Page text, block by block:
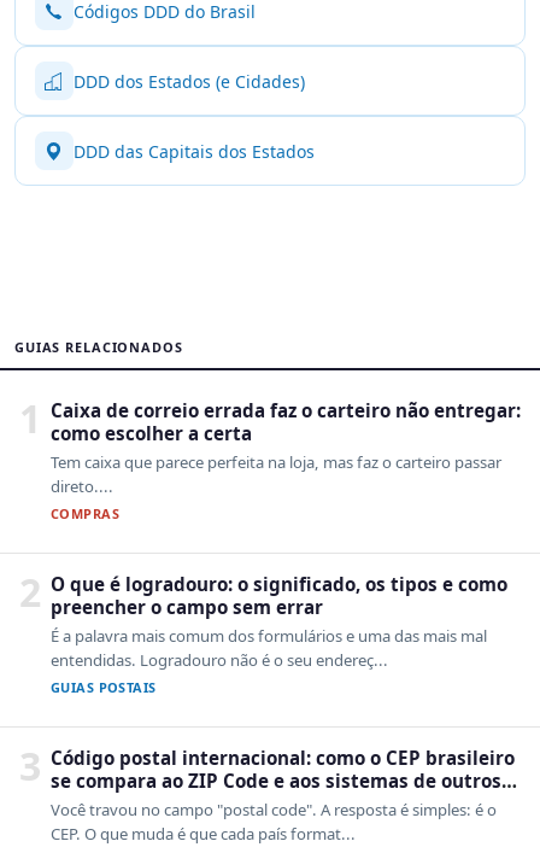
Códigos DDD do Brasil
DDD dos Estados (e Cidades)
DDD das Capitais dos Estados
GUIAS RELACIONADOS
1
Caixa de correio errada faz o carteiro não entregar:
como escolher a certa
Tem caixa que parece perfeita na loja, mas faz o carteiro passar
direto....
COMPRAS
2 O que é logradouro: o significado, os tipos e como
preencher o campo sem errar
É a palavra mais comum dos formulários e uma das mais mal
entendidas. Logradouro não é o seu endereç...
GUIAS POSTAIS
3 Código postal internacional: como o CEP brasileiro
se compara ao ZIP Code e aos sistemas de outros
países
Você travou no campo "postal code". A resposta é simples: é o
CEP. O que muda é que cada país format...